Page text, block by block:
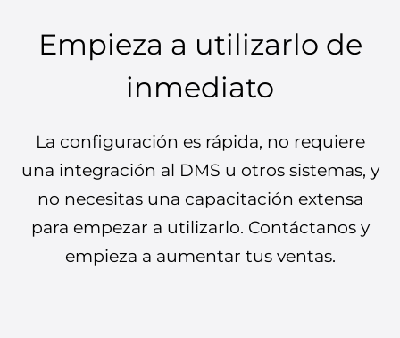
Empieza a utilizarlo de
inmediato
La configuración es rápida, no requiere
una integración al DMS u otros sistemas, y
no necesitas una capacitación extensa
para empezar a utilizarlo. Contáctanos y
empieza a aumentar tus ventas.